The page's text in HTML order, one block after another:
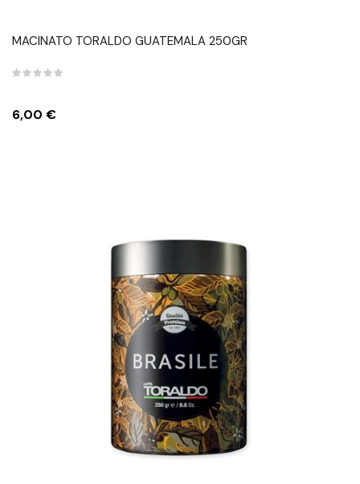
MACINATO TORALDO GUATEMALA 250GR
Prezzo
6,00 €